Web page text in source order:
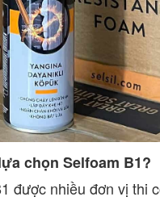
chọn Selfoam B1?
được nhiều đơn vị thi